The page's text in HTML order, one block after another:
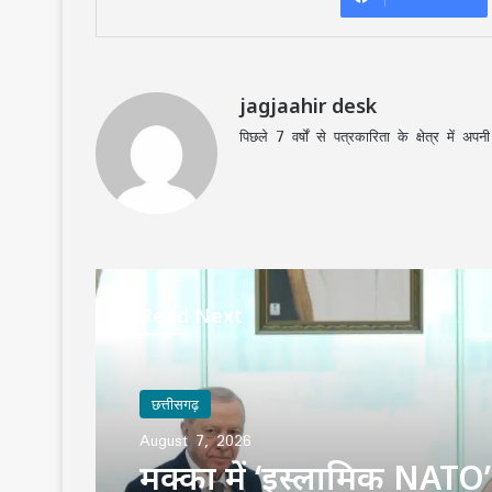
jagjaahir desk
पिछले 7 वर्षों से पत्रकारिता के क्षेत्र में
Read Next
छत्तीसगढ़
August 7, 2026
मक्का में ‘इस्लामिक